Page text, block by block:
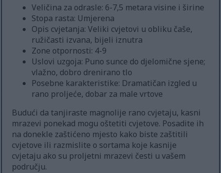
Veličina za odrasle: 6-7,5 metara visine i širine
Stopa rasta: Umjerena
Opis cvjetanja: Veliki cvjetovi u obliku čaše,
ružičasti izvana, bijeli iznutra
Zone otpornosti: 4-9
Uslovi uzgoja: Puno sunce do djelomične sjene;
vlažno, dobro drenirano tlo
Posebne karakteristike: Dramatičan izgled u
rano proljeće, dobar za male vrtove
Budući da tanjiraste magnolije rano cvjetaju, kasni
mrazevi ponekad mogu oštetiti cvjetove. Posadite ih
na donekle zaštićeno mjesto kako biste zaštitili
cvjetove ili razmislite o sortama koje kasnije
cvjetaju ako su proljetni mrazevi česti u vašem
području.